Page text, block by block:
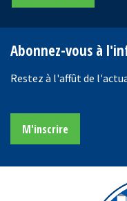
Abonnez-vous à
Restez à l'affût de
M'inscrire